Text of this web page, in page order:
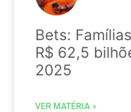
Bets:
R$ 62,5
2025
VER MATÉRIA »